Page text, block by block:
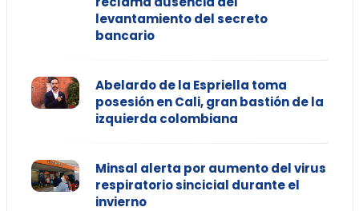
levantamiento del secreto
bancario
Abelardo de la Espriella toma
posesión en Cali, gran bastión de la
izquierda colombiana
Minsal alerta por aumento del virus
respiratorio sincicial durante el
invierno